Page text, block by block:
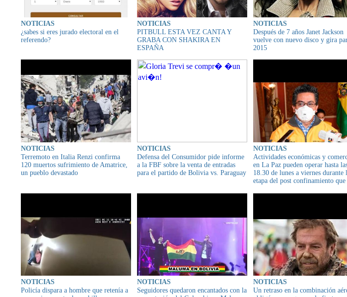
NOTICIAS
¿sabes si eres jurado electoral en el
referendo?
NOTICIAS
PITBULL ESTA VEZ CANTA Y
GRABA CON SHAKIRA EN
ESPAÑA
NOTICIAS
Después de 7 años Janet Jackson
vuelve con nuevo disco y gira
2015
NOTICIAS
Terremoto en Italia Renzi confirma
120 muertos sufrimiento de Amatrice,
un pueblo devastado
NOTICIAS
Defensa del Consumidor pide informe
a la FBF sobre la venta de entradas
para el partido de Bolivia vs. Paraguay
NOTICIAS
Actividades económicas y
en La Paz pueden operar hasta
18.30 de lunes a viernes durante
etapa del post confinamiento
NOTICIAS
Policía dispara a hombre que retenía a
NOTICIAS
Seguidores quedaron encantados con la
NOTICIAS
Un retraso en la combinación